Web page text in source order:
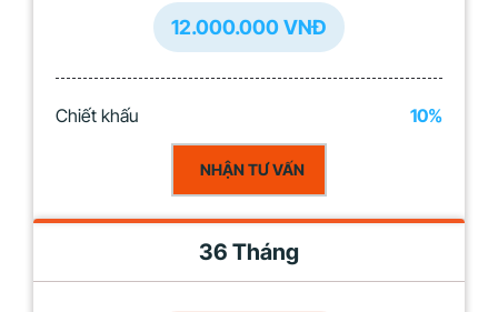
12.000.000 VNĐ
Chiết khấu 10%
NHẬN TƯ VẤN
36 Tháng